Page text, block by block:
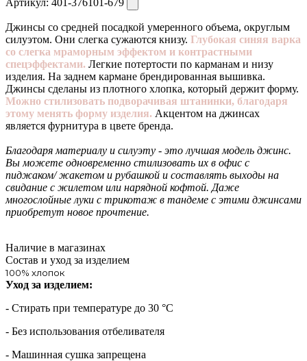
Джинсы со средней посадкой умеренного объема, округлым
силуэтом. Они слегка сужаются книзу. Глубокая синяя варка
со слегка мраморным эффектом и контрастными
спецэффектами. Легкие потертости по карманам и низу
изделия. На заднем кармане брендированная вышивка.
Джинсы сделаны из плотного хлопка, который держит форму.
Можно стилизовать подворачивая штанинки, благодаря
этому менять форму изделия. Акцентом на джинсах
является фурнитура в цвете бренда.
Благодаря материалу и силуэту - это лучшая модель джинс.
Вы можете одновременно стилизовать их в офис с
пиджаком/ жакетом и рубашкой и составлять выходы на
свидание с жилетом или нарядной кофтой. Даже
многослойные луки с трикотаж в тандеме с этими джинсами
приобретут новое прочтение.
Наличие в магазинах
Состав и уход за изделием
100% хлопок
Уход за изделием:
- Стирать при температуре до 30 °С
- Без использования отбеливателя
- Машинная сушка запрещена